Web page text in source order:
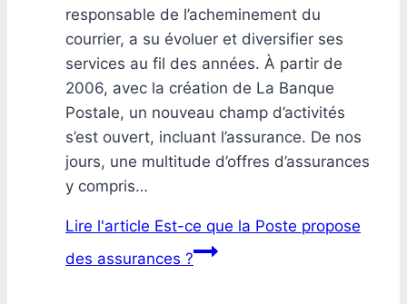
responsable de l’acheminement du
courrier, a su évoluer et diversifier ses
services au fil des années. À partir de
2006, avec la création de La Banque
Postale, un nouveau champ d’activités
s’est ouvert, incluant l’assurance. De nos
jours, une multitude d’offres d’assurances
y compris…
Lire l'article Est-ce que la Poste propose
des assurances ?